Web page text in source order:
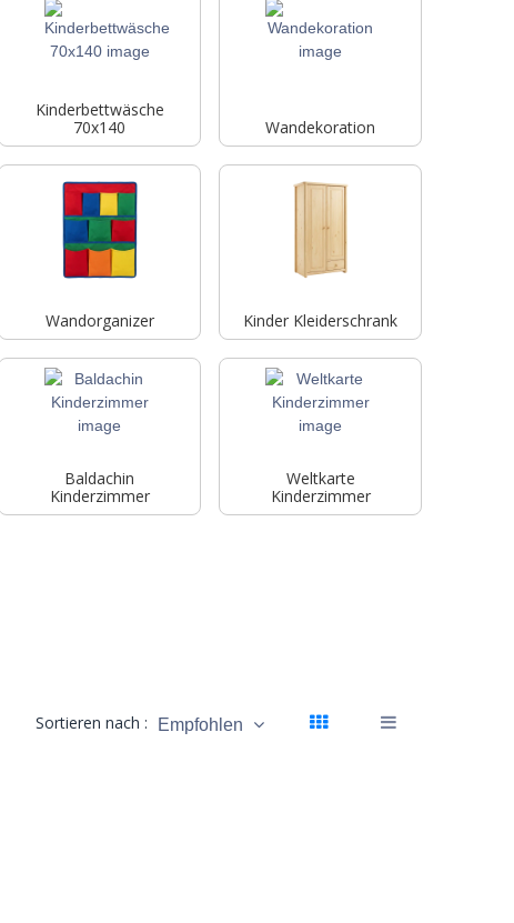
Kinderbettwäsche
70x140
Wandekoration
Wandorganizer Kinder Kleiderschrank
Baldachin
Kinderzimmer
Weltkarte
Kinderzimmer
Sortieren nach : Empfohlen